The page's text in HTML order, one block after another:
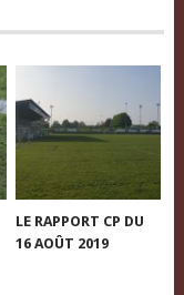
LE RAPPORT CP DU
16 AOÛT 2019